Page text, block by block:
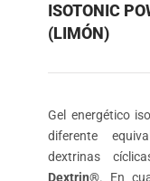
ISOTONIC
(LIMÓN)
Gel energético
diferente
dextrinas
Dextrin®. En